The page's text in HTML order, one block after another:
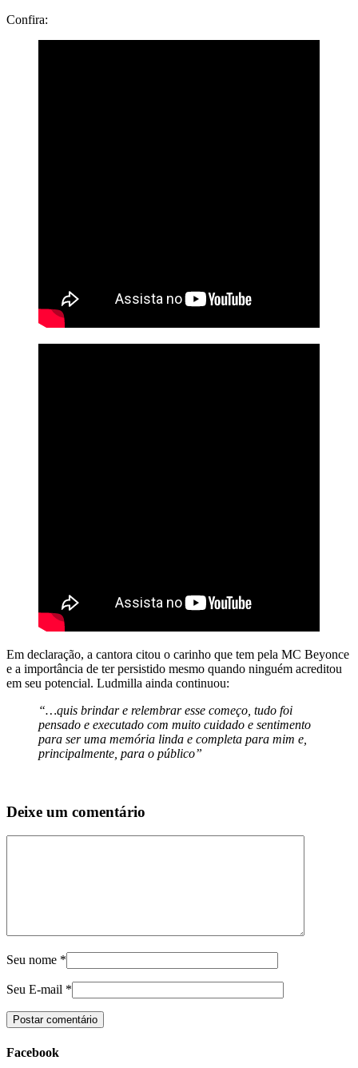
Confira:
Em declaração, a cantora citou o carinho que tem pela MC Beyonce
e a importância de ter persistido mesmo quando ninguém acreditou
em seu potencial. Ludmilla ainda continuou:
“…quis brindar e relembrar esse começo, tudo foi
pensado e executado com muito cuidado e sentimento
para ser uma memória linda e completa para mim e,
principalmente, para o público”
Deixe um comentário
Seu nome *
Seu E-mail *
Facebook